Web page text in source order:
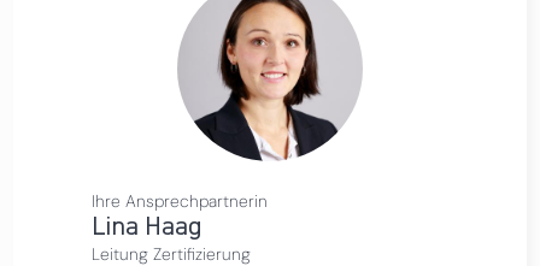
Ihre Ansprechpartnerin
Lina Haag
Leitung Zertifizierung